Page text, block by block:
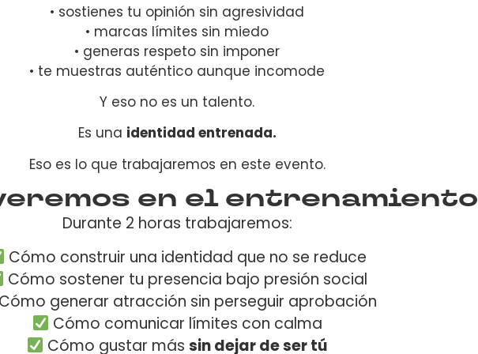
• sostienes tu opinión sin agresividad
• marcas límites sin miedo
• generas respeto sin imponer
• te muestras auténtico aunque incomode
Y eso no es un talento.
Es una identidad entrenada.
Eso es lo que trabajaremos en este evento.
en el entrenamiento
Durante 2 horas trabajaremos:
Cómo construir una identidad que no se reduce
Cómo sostener tu presencia bajo presión social
Cómo generar atracción sin perseguir aprobación
Cómo comunicar límites con calma
Cómo gustar mássin dejar de ser tú